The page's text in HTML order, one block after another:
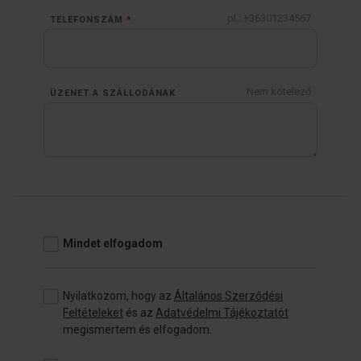
TELEFONSZÁM * pl.: +36301234567
ÜZENET A SZÁLLODÁNAK Nem kötelező
Mindet elfogadom
Nyilatkozom, hogy az Általános Szerződési
Feltételeket és az Adatvédelmi Tájékoztatót
megismertem és elfogadom.